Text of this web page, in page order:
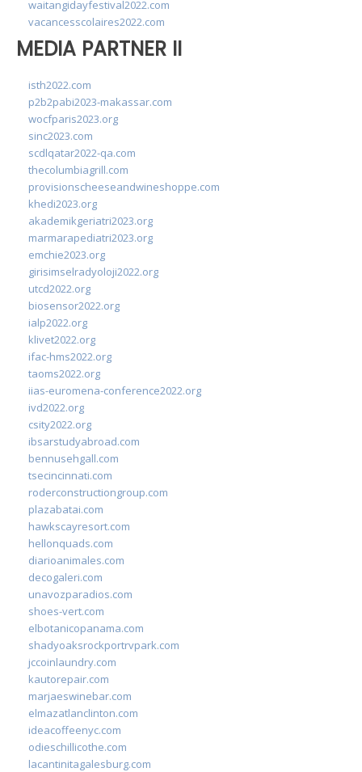
waitangidayfestival2022.com
vacancesscolaires2022.com
MEDIA PARTNER II
isth2022.com
p2b2pabi2023-makassar.com
wocfparis2023.org
sinc2023.com
scdlqatar2022-qa.com
thecolumbiagrill.com
provisionscheeseandwineshoppe.com
khedi2023.org
akademikgeriatri2023.org
marmarapediatri2023.org
emchie2023.org
girisimselradyoloji2022.org
utcd2022.org
biosensor2022.org
ialp2022.org
klivet2022.org
ifac-hms2022.org
taoms2022.org
iias-euromena-conference2022.org
ivd2022.org
csity2022.org
ibsarstudyabroad.com
bennusehgall.com
tsecincinnati.com
roderconstructiongroup.com
plazabatai.com
hawkscayresort.com
hellonquads.com
diarioanimales.com
decogaleri.com
unavozparadios.com
shoes-vert.com
elbotanicopanama.com
shadyoaksrockportrvpark.com
jccoinlaundry.com
kautorepair.com
marjaeswinebar.com
elmazatlanclinton.com
ideacoffeenyc.com
odieschillicothe.com
lacantinitagalesburg.com